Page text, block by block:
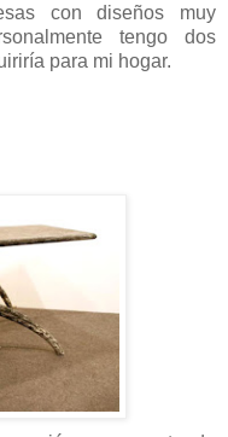
con diseños muy
tengo dos
para mi hogar.